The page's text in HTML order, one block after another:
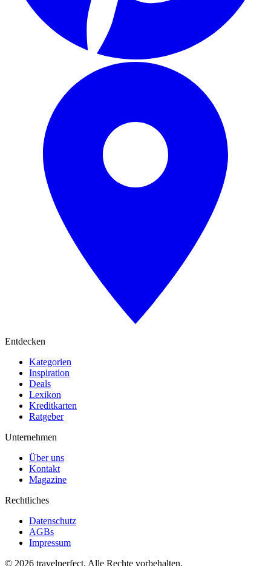
Entdecken
Kategorien
Inspiration
Deals
Lexikon
Kreditkarten
Ratgeber
Unternehmen
Über uns
Kontakt
Magazine
Rechtliches
Datenschutz
AGBs
Impressum
© 2026 travelperfect. Alle Rechte vorbehalten.